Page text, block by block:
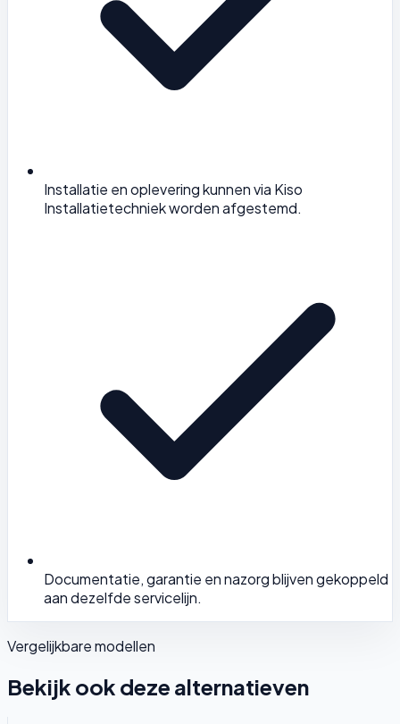
Installatie en oplevering kunnen via Kiso
Installatietechniek worden afgestemd.
Documentatie, garantie en nazorg blijven gekoppeld
aan dezelfde servicelijn.
Vergelijkbare modellen
Bekijk ook deze alternatieven